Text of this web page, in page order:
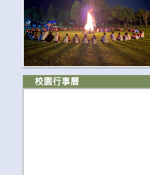
校園行事曆